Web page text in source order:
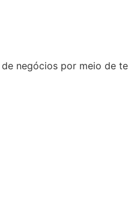
negócios por meio de